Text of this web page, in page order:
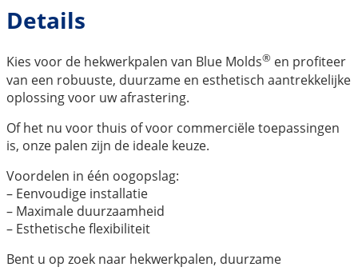
Details
Kies voor de hekwerkpalen van Blue Molds® en profiteer
van een robuuste, duurzame en esthetisch aantrekkelijke
oplossing voor uw afrastering.
Of het nu voor thuis of voor commerciële toepassingen
is, onze palen zijn de ideale keuze.
Voordelen in één oogopslag:
– Eenvoudige installatie
– Maximale duurzaamheid
– Esthetische flexibiliteit
Bent u op zoek naar hekwerkpalen, duurzame